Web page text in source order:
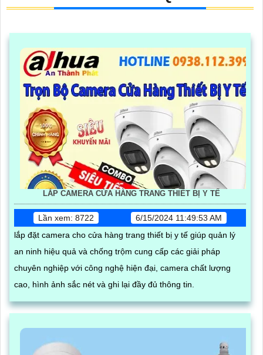
LẮP CAMERA CỬA HÀNG TRANG THIẾT BỊ Y TẾ
Lần xem: 8722
6/15/2024 11:49:53 AM
lắp đặt camera cho cửa hàng trang thiết bị y tế giúp quản lý
an ninh hiệu quả và chống trộm cung cấp các giải pháp
chuyên nghiệp với công nghệ hiện đại, camera chất lượng
cao, hình ảnh sắc nét và ghi lại đầy đủ thông tin.